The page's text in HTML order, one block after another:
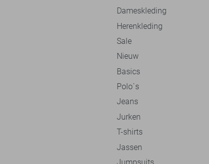
Dameskleding
Herenkleding
Sale
Nieuw
Basics
Polo`s
Jeans
Jurken
T-shirts
Jassen